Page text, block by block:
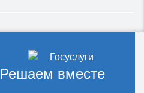
Решаем вместе